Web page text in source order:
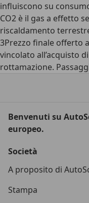
influiscono su
CO2 è il gas a effetto
riscaldamento
3Prezzo finale offerto
vincolato all’acquisto
rottamazione.
Benvenuti su
europeo.
Società
A proposito di
Stampa